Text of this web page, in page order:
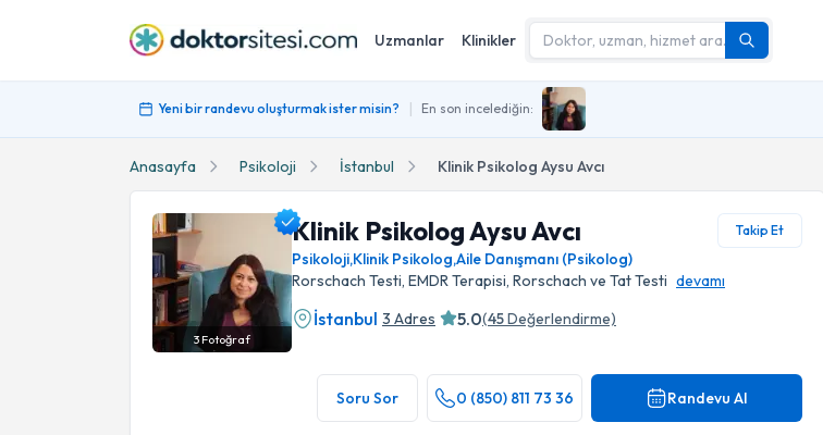
Uzmanlar Klinikler
Yeni bir randevu oluşturmak ister misin? | En son incelediğin:
Anasayfa Psikoloji İstanbul Klinik Psikolog Aysu Avcı
3Fotoğraf
Klinik Psikolog Aysu Avcı Takip Et
Psikoloji,Klinik Psikolog,Aile Danışmanı (Psikolog)
Rorschach Testi, EMDR Terapisi, Rorschach ve Tat Testi devamı
İstanbul 3 Adres 5.0(45Değerlendirme)
Soru Sor 0 (850) 811 73 36 Randevu Al